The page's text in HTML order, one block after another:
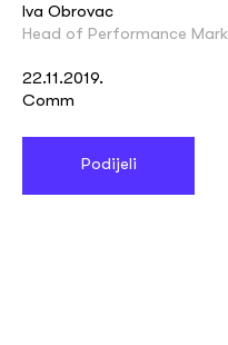
Iva Obrovac
Head of Performance
22.11.2019.
Comm